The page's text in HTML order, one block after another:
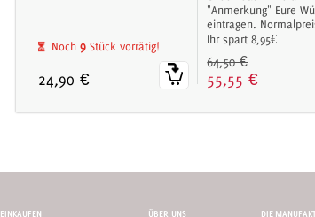
Noch 9 Stück vorrätig!
24,90 €
"Anmerkung" Eure
eintragen.
Ihr spart 8,95€
64,50 €
55,55 €
EINKAUFEN ÜBER UNS DIE